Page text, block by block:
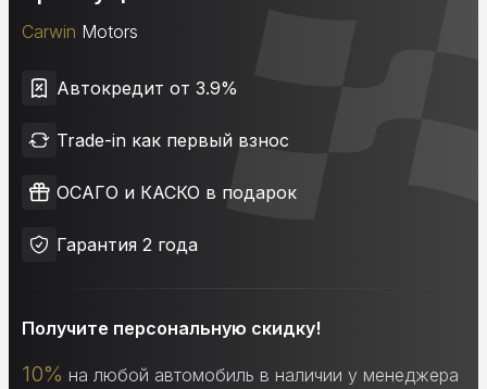
Carwin Motors
Автокредит от 3.9%
Trade-in как первый взнос
ОСАГО и КАСКО в подарок
Гарантия 2 года
Получите персональную скидку!
10% на любой автомобиль в наличии у менеджера